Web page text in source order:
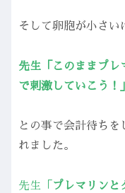
そして卵胞が小さい
先生「このままプレ
で刺激していこう！」
との事で会計待ち
れました。
先生「 プレマリンと